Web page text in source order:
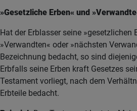
»Gesetzliche Erben« und
Hat der Erblasser seine »gesetzlichen
»Verwandten« oder »nächsten
Bezeichnung bedacht, so sind
Erbfalls seine Erben kraft Gesetzes
Testament vorliegt, nach dem
Erbteile bedacht.